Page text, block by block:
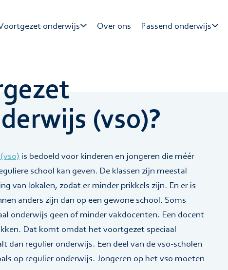
onderwijs Over ons Passend onderwijs
Onderwijs
(vso)?
is bedoeld voor kinderen en jongeren die méér
school kan geven. De klassen zijn meestal
van lokalen, zodat er minder prikkels zijn. En er is
anders zijn dan op een gewone school. Soms
onderwijs geen of minder vakdocenten. Een docent
Dat komt omdat het voortgezet speciaal
dan regulier onderwijs. Een deel van de vso-scholen
op regulier onderwijs. Jongeren op het vso moeten